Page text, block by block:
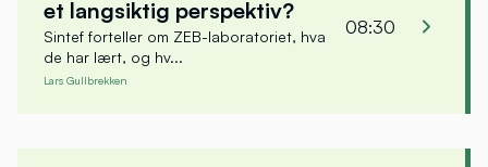
trenger du hjelp med påmelding? Kontakt oss
påfirmapost@nit.no
et langsiktig perspektiv?
Sintef forteller om ZEB-laboratoriet, hva
de har lært, og hv...
Lars Gullbrekken
08:30
Lars Gullbrekken